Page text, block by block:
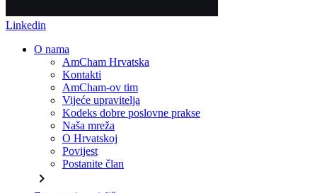
Linkedin
O nama
AmCham Hrvatska
Kontakti
AmCham-ov tim
Vijeće upravitelja
Kodeks dobre poslovne prakse
Naša mreža
O Hrvatskoj
Povijest
Postanite član
chevron_right